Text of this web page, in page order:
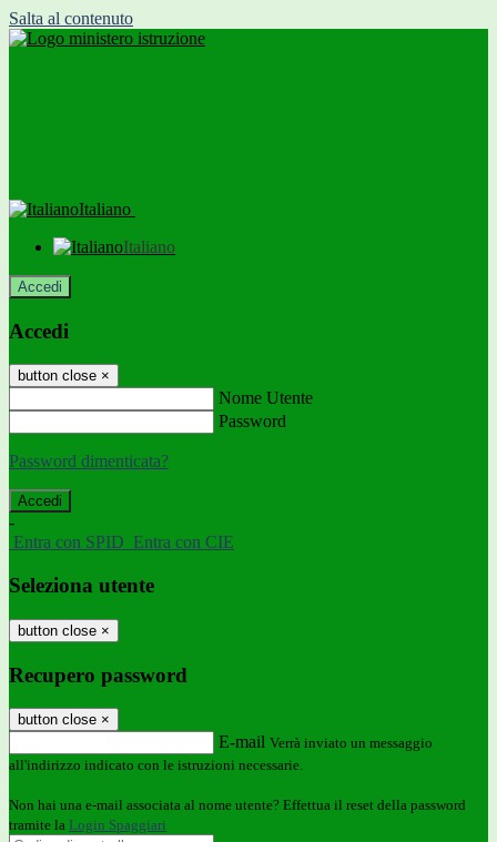
Salta al contenuto
Italiano
Italiano
Accedi
Accedi
button close ×
Nome Utente
Password
Password dimenticata?
-
Entra con SPID Entra con CIE
Seleziona utente
button close ×
Recupero password
button close ×
E-mail Verrà inviato un messaggio
all'indirizzo indicato con le istruzioni necessarie.
Non hai una e-mail associata al nome utente? Effettua il reset della password
tramite la Login Spaggiari